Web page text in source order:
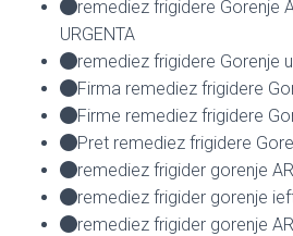
remediez frigidere Gorenje
URGENTA
remediez frigidere Gorenje
Firma remediez frigidere
Firme remediez frigidere
Pret remediez frigidere
remediez frigider gorenje
remediez frigider gorenje
remediez frigider gorenje